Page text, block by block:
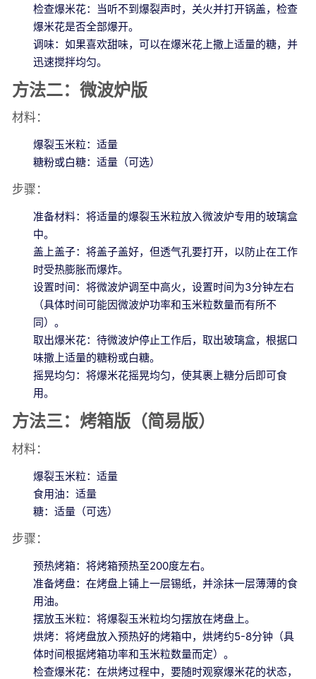
检查爆米花：当听不到爆裂声时，关火并打开锅盖，检查
爆米花是否全部爆开。
调味：如果喜欢甜味，可以在爆米花上撒上适量的糖，并
迅速搅拌均匀。
方法二：微波炉版
材料：
爆裂玉米粒：适量
糖粉或白糖：适量（可选）
步骤：
准备材料：将适量的爆裂玉米粒放入微波炉专用的玻璃盒
中。
盖上盖子：将盖子盖好，但透气孔要打开，以防止在工作
时受热膨胀而爆炸。
设置时间：将微波炉调至中高火，设置时间为3分钟左右
（具体时间可能因微波炉功率和玉米粒数量而有所不
同）。
取出爆米花：待微波炉停止工作后，取出玻璃盒，根据口
味撒上适量的糖粉或白糖。
摇晃均匀：将爆米花摇晃均匀，使其裹上糖分后即可食
用。
方法三：烤箱版（简易版）
材料：
爆裂玉米粒：适量
食用油：适量
糖：适量（可选）
步骤：
预热烤箱：将烤箱预热至200度左右。
准备烤盘：在烤盘上铺上一层锡纸，并涂抹一层薄薄的食
用油。
摆放玉米粒：将爆裂玉米粒均匀摆放在烤盘上。
烘烤：将烤盘放入预热好的烤箱中，烘烤约5-8分钟（具
体时间根据烤箱功率和玉米粒数量而定）。
检查爆米花：在烘烤过程中，要随时观察爆米花的状态，